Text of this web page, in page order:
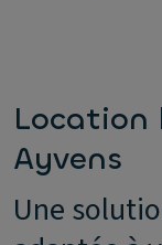
Location
Ayvens
Une